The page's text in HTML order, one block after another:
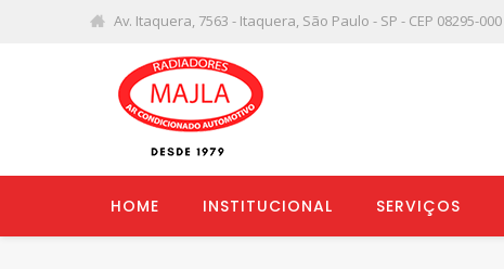
Av. Itaquera, 7563 - Itaquera, São Paulo - SP - CEP 08295-000
HOME INSTITUCIONAL SERVIÇOS